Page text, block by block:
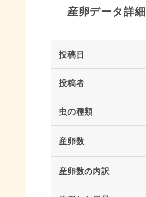
産卵データ詳細
投稿日
投稿者
虫の種類
産卵数
産卵数の内訳